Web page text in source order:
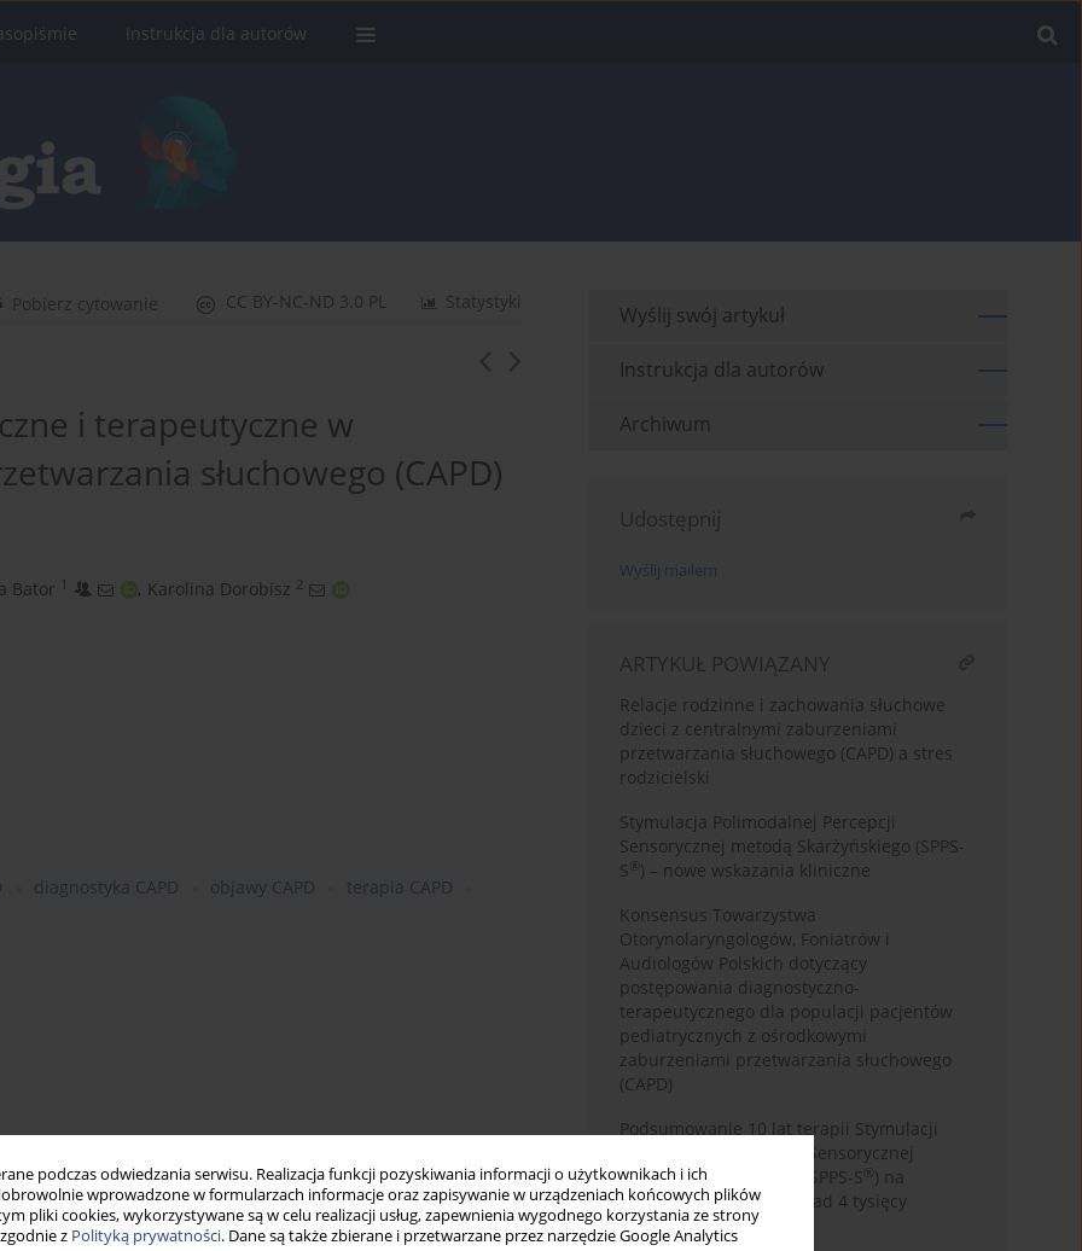
podczas odwiedzania serwisu. Realizacja funkcji pozyskiwania informacji o użytkownikach i ich
wprowadzone w formularzach informacje oraz zapisywanie w urządzeniach końcowych plików
pliki cookies, wykorzystywane są w celu realizacji usług, zapewnienia wygodnego korzystania ze strony
z Polityką prywatności. Dane są także zbierane i przetwarzane przez narzędzie Google Analytics
Instrukcja dla autorów
Statystyki
CC BY-NC-ND 3.0 PL
Pobierz cytowanie
i terapeutyczne w
słuchowego (CAPD)
Bator 1 , Karolina Dorobisz 2
diagnostyka CAPD objawy CAPD
terapia CAPD
(CAPD) odnoszą się do dysfunkcji ośrodkowego układu
Wyślij swój artykuł
Instrukcja dla autorów
Archiwum
Udostępnij
Wyślij mailem
ARTYKUŁ POWIĄZANY
Relacje rodzinne i zachowania słuchowe
dzieci z centralnymi zaburzeniami
przetwarzania słuchowego (CAPD) a stres
rodzicielski
Stymulacja Polimodalnej Percepcji
Sensorycznej metodą Skarżyńskiego (SPPS-
S ® ) – nowe wskazania kliniczne
Konsensus Towarzystwa
Otorynolaryngologów, Foniatrów i
Audiologów Polskich dotyczący
postępowania diagnostyczno-
terapeutycznego dla populacji pacjentów
pediatrycznych z ośrodkowymi
zaburzeniami przetwarzania słuchowego
(CAPD)
Podsumowanie 10 lat terapii Stymulacji
Polimodalnej Percepcji Sensorycznej
metodą Skarżyńskiego (SPPS-S ® ) na
podstawie wyników ponad 4 tysięcy
pacjentów